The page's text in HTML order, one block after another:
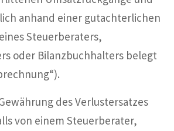
anhand einer gutachterlichen
Steuerberaters,
oder Bilanzbuchhalters belegt
des Verlustersatzes
von einem Steuerberater,